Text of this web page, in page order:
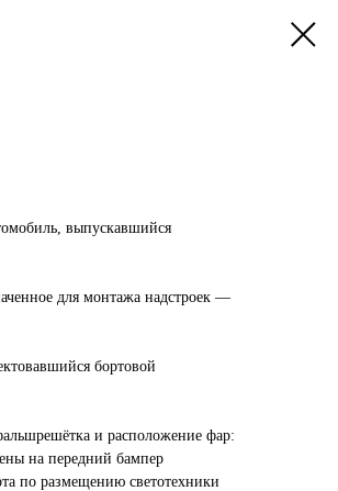
выпускавшийся
для монтажа надстроек —
бортовой
и расположение фар:
на передний бампер
по размещению светотехники